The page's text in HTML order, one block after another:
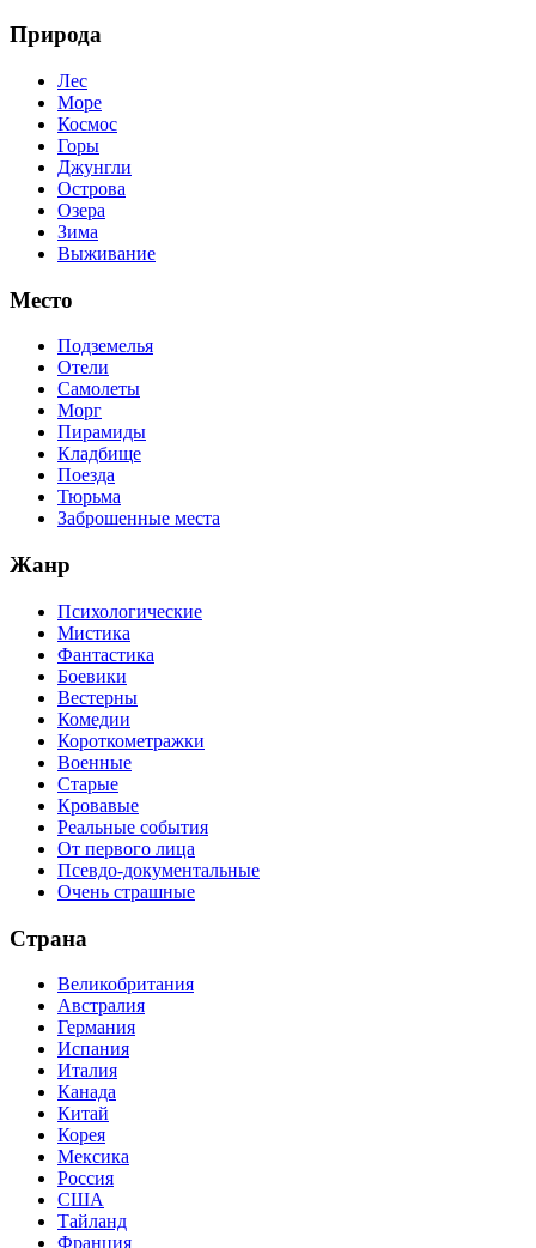
Природа
Лес
Море
Космос
Горы
Джунгли
Острова
Озера
Зима
Выживание
Место
Подземелья
Отели
Самолеты
Морг
Пирамиды
Кладбище
Поезда
Тюрьма
Заброшенные места
Жанр
Психологические
Мистика
Фантастика
Боевики
Вестерны
Комедии
Короткометражки
Военные
Старые
Кровавые
Реальные события
От первого лица
Псевдо-документальные
Очень страшные
Страна
Великобритания
Австралия
Германия
Испания
Италия
Канада
Китай
Корея
Мексика
Россия
США
Тайланд
Франция